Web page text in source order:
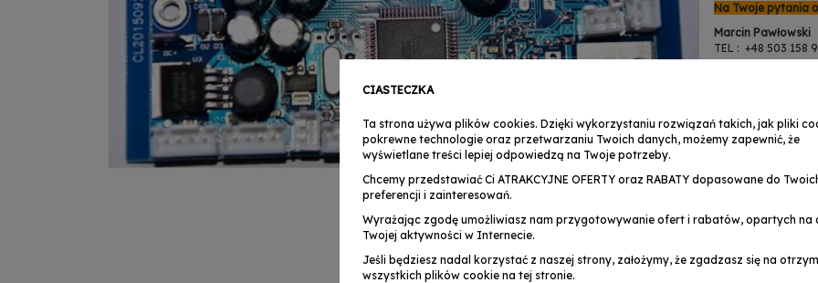
Na Twoje pytania
Marcin Pawłowski
TEL : +48 503 158
+48 (24) 356 30
TEL : +48 503 158
+48 (24) 356 30
CIASTECZKA
Ta strona używa plików cookies. Dzięki wykorzystaniu rozwiązań takich, jak pliki
pokrewne technologie oraz przetwarzaniu Twoich danych, możemy zapewnić, że
wyświetlane treści lepiej odpowiedzą na Twoje potrzeby.
Chcemy przedstawiać Ci ATRAKCYJNE OFERTY oraz RABATY dopasowane do
preferencji i zainteresowań.
Wyrażając zgodę umożliwiasz nam przygotowywanie ofert i rabatów, opartych na
Twojej aktywności w Internecie.
Jeśli będziesz nadal korzystać z naszej strony, założymy, że zgadzasz się na
wszystkich plików cookie na tej stronie.